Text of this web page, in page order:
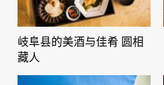
岐阜县的美酒与佳肴 圆相
藏人